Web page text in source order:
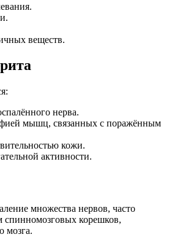
веществ.
нерва.
мышц, связанных с поражённым
кожи.
активности.
множества нервов, часто
спинномозговых корешков,
мозга.